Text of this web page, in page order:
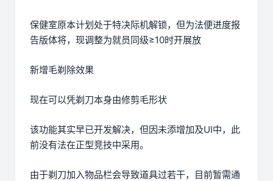
保健室原本计划处于特决际机解锁，但为法便进度报
告版体将，现调整为就员同级≥10时开展放
新增毛剃除效果
现在可以凭剃刀本身由修剪毛形状
该功能其实早已开发解决，但因未添增加及UI中，此
前没有法在正型竞技中采用。
由于剃刀加入物品栏会导致道具过若干，目前暂需通